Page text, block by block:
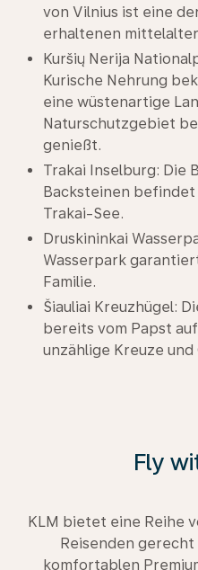
von Vilnius ist eine
erhaltenen
Kuršių Nerija
Kurische Nehrung
eine wüstenartige
Naturschutzgebiet
genießt.
Trakai Inselburg: Die
Backsteinen befindet
Trakai-See.
Druskininkai
Wasserpark
Familie.
Šiauliai Kreuzhügel:
bereits vom Papst
unzählige Kreuze
Fly
KLM bietet eine Reihe
Reisenden
komfortablen